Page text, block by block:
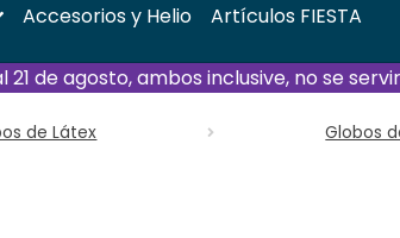
Accesorios y Helio Artículos FIESTA
21 de agosto, ambos inclusive, no se
de Látex Globos